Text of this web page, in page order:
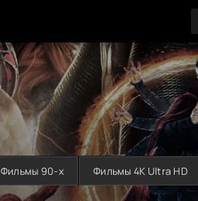
Фильмы 90-х Фильмы 4K Ultra HD